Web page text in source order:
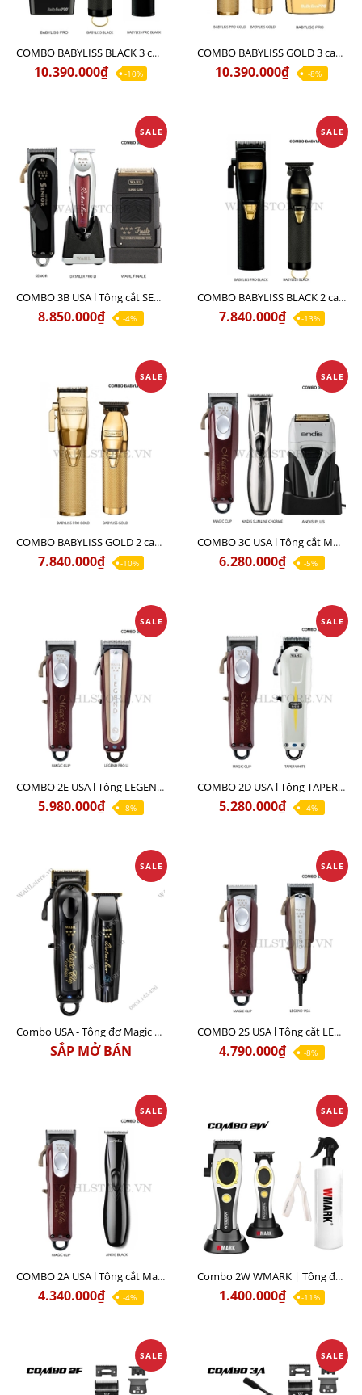
COMBO BABYLISS BLACK 3 chuyên nghiệp chính hãng
10.390.000₫ -10%
COMBO BABYLISS GOLD 3 cao cấp chính hãng
10.390.000₫ -8%
SALE
COMBO 3B USA l Tông cắt SENIOR + Tông viền DETAILER PRO LI + Cạo khô FINALE
8.850.000₫ -4%
SALE
COMBO BABYLISS BLACK 2 cao cấp
7.840.000₫ -13%
SALE
COMBO BABYLISS GOLD 2 cao cấp chuyên nghiệp
7.840.000₫ -10%
SALE
COMBO 3C USA l Tông cắt MAGIC CLIP + Tông viền ANDIS SLIMLINE CHORME + cạo khô ANDIS PLUS
6.280.000₫ -5%
SALE
COMBO 2E USA l Tông LEGEND PRO LI + Tông MAGIC CLIP
5.980.000₫ -8%
SALE
COMBO 2D USA l Tông TAPER WHITE + Tông MAGIC CLIP
5.280.000₫ -4%
SALE
Combo USA - Tông đơ Magic Clip + tông viền Detailer Li Black
SẮP MỞ BÁN
SALE
COMBO 2S USA l Tông cắt LEGEND USA CÓ DÂY 220V + Tông pin MAGIC CLIP
4.790.000₫ -8%
SALE
COMBO 2A USA l Tông cắt Magic clip red + Tông viền Andis slimline black
4.340.000₫ -4%
SALE
Combo 2W WMARK | Tông đơ lưỡi đơn NG-7030 + Tông đơ viền NG-7230
1.400.000₫ -11%
SALE SALE